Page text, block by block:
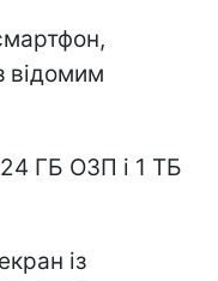
відомим
ГБ ОЗП і 1 ТБ
із